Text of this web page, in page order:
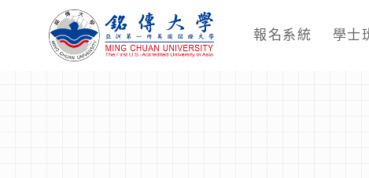
報名系統 學士